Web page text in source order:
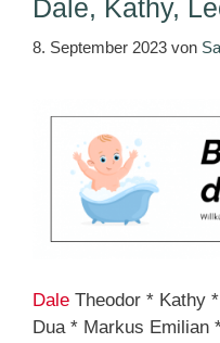
Dale, Kathy,
8. September 2023 von
Dale Theodor * Kathy
Dua * Markus Emilian